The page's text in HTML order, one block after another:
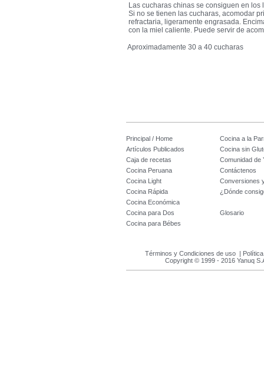
Las cucharas chinas se consiguen en
Si no se tienen las cucharas, acomodar
refractaria, ligeramente engrasada.
con la miel caliente. Puede servir de
Aproximadamente 30 a 40 cucharas
Principal / Home
Cocina a la
Artículos Publicados
Cocina sin
Caja de recetas
Comunidad de
Cocina Peruana
Contáctenos
Cocina Light
Conversiones
Cocina Rápida
¿Dónde
Cocina Económica
Cocina para Dos
Glosario
Cocina para Bébes
Términos y Condiciones de uso |
Copyright © 1999 - 2016 Yanuq